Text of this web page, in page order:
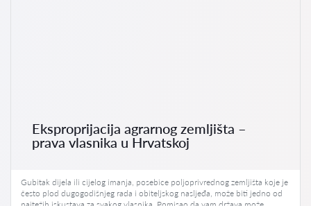
Eksproprijacija agrarnog zemljišta –
prava vlasnika u Hrvatskoj
Gubitak dijela ili cijelog imanja, posebice poljoprivrednog zemljišta koje je
često plod dugogodišnjeg rada i obiteljskog nasljeđa, može biti jedno od